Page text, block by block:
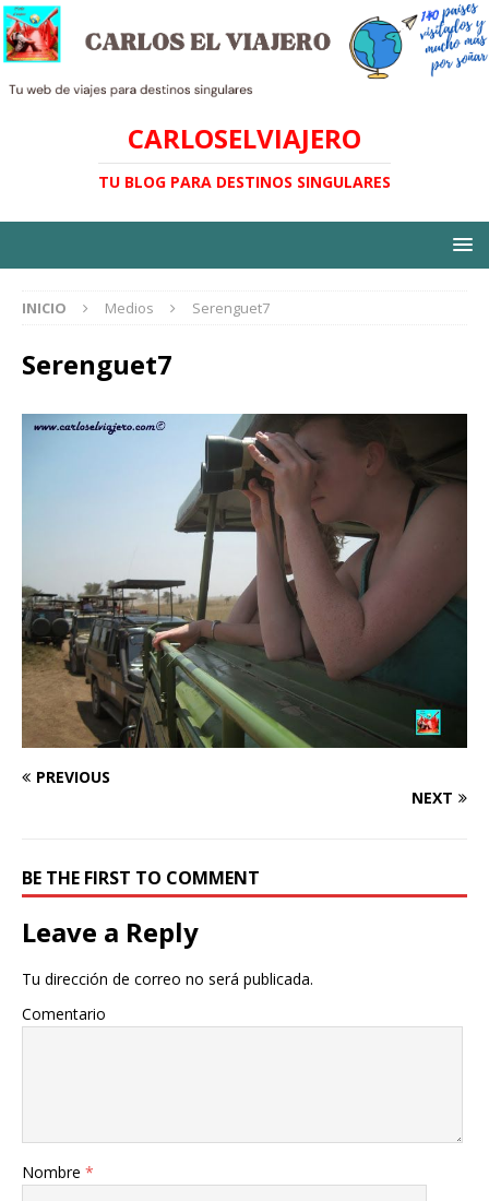
CARLOSELVIAJERO
TU BLOG PARA DESTINOS SINGULARES
INICIO Medios Serenguet7
Serenguet7
PREVIOUS
NEXT
BE THE FIRST TO COMMENT
Leave a Reply
Tu dirección de correo no será publicada.
Comentario
Nombre *